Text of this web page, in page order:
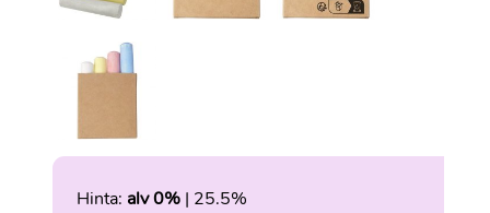
Hinta: alv 0% | 25.5%